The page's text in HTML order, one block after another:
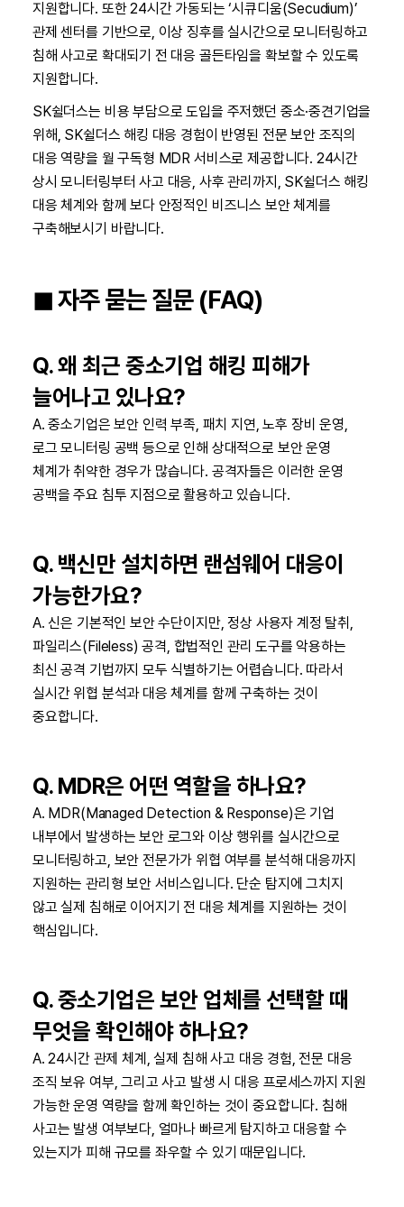
지원합니다. 또한 24시간 가동되는 ‘시큐디움(Secudium)’
관제 센터를 기반으로, 이상 징후를 실시간으로 모니터링하고
침해 사고로 확대되기 전 대응 골든타임을 확보할 수 있도록
지원합니다.
SK쉴더스는 비용 부담으로 도입을 주저했던 중소·중견기업을
위해, SK쉴더스 해킹 대응 경험이 반영된 전문 보안 조직의
대응 역량을 월 구독형 MDR 서비스로 제공합니다. 24시간
상시 모니터링부터 사고 대응, 사후 관리까지, SK쉴더스 해킹
대응 체계와 함께 보다 안정적인 비즈니스 보안 체계를
구축해보시기 바랍니다.
◼︎ 자주 묻는 질문 (FAQ)
Q. 왜 최근 중소기업 해킹 피해가
늘어나고 있나요?
A. 중소기업은 보안 인력 부족, 패치 지연, 노후 장비 운영,
로그 모니터링 공백 등으로 인해 상대적으로 보안 운영
체계가 취약한 경우가 많습니다. 공격자들은 이러한 운영
공백을 주요 침투 지점으로 활용하고 있습니다.
Q. 백신만 설치하면 랜섬웨어 대응이
가능한가요?
A. 신은 기본적인 보안 수단이지만, 정상 사용자 계정 탈취,
파일리스(Fileless) 공격, 합법적인 관리 도구를 악용하는
최신 공격 기법까지 모두 식별하기는 어렵습니다. 따라서
실시간 위협 분석과 대응 체계를 함께 구축하는 것이
중요합니다.
Q. MDR은 어떤 역할을 하나요?
A. MDR(Managed Detection & Response)은 기업
내부에서 발생하는 보안 로그와 이상 행위를 실시간으로
모니터링하고, 보안 전문가가 위협 여부를 분석해 대응까지
지원하는 관리형 보안 서비스입니다. 단순 탐지에 그치지
않고 실제 침해로 이어지기 전 대응 체계를 지원하는 것이
핵심입니다.
Q. 중소기업은 보안 업체를 선택할 때
무엇을 확인해야 하나요?
A. 24시간 관제 체계, 실제 침해 사고 대응 경험, 전문 대응
조직 보유 여부, 그리고 사고 발생 시 대응 프로세스까지 지원
가능한 운영 역량을 함께 확인하는 것이 중요합니다. 침해
사고는 발생 여부보다, 얼마나 빠르게 탐지하고 대응할 수
있는지가 피해 규모를 좌우할 수 있기 때문입니다.